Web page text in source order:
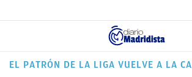
ÚLTIMAS
EL PATRÓN DE LA LIGA VUELVE A LA